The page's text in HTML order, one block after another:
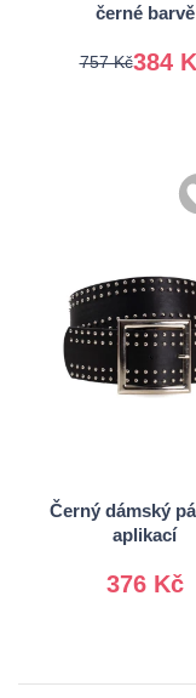
černé barvě
384
757 Kč
Černý dámský
aplikací
376 Kč